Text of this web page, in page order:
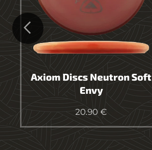
Axiom Discs Neutron Soft
Envy
20.90 €